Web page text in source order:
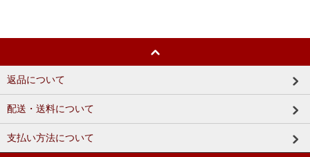
返品について
配送・送料について
支払い方法について